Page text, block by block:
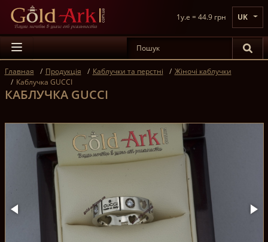
UK
1y.e = 44.9 грн
Главная Продукція Каблучки та перстні
Жіночі каблучки
Каблучка GUCCI
КАБЛУЧКА GUCCI